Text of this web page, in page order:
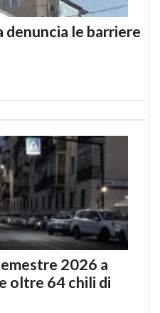
denuncia le barriere
2026 a
oltre 64 chili di